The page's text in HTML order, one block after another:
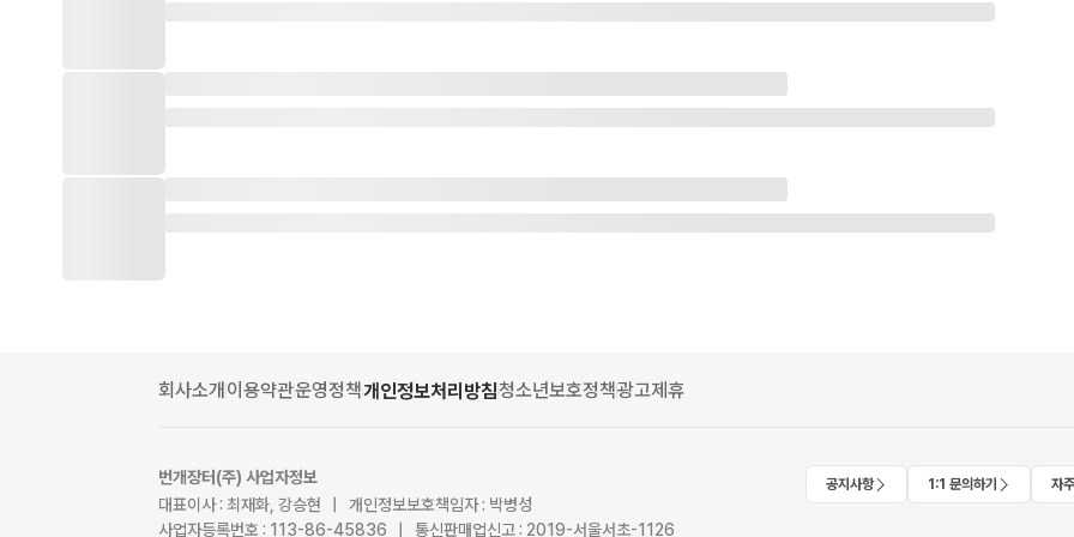
회사소개이용약관운영정책개인정보처리방침청소년보호정책광고제휴
번개장터(주) 사업자정보
대표이사 : 최재화, 강승현 | 개인정보보호책임자 : 박병성
사업자등록번호 : 113-86-45836 | 통신판매업신고 : 2019-서울서초-1126
공지사항 1:1 문의하기 자